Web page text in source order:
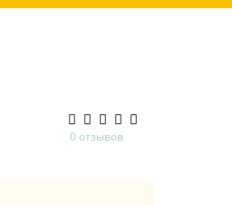
0 отзывов